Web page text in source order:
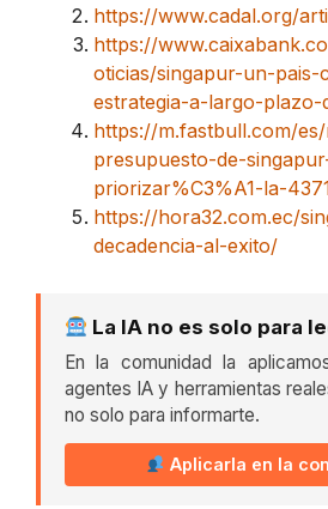
https://www.cadal.org/
https://
oticias/singapur-un-pais-
estrategia-a-largo-plazo-
https://m.fastbull.com/
presupuesto-de-
priorizar%C3%A1-la-
https://hora32.com.ec/
decadencia-al-exito/
La IA no es solo para
En la comunidad la
agentes IA y herramientas
no solo para informarte.
Aplicarla en la